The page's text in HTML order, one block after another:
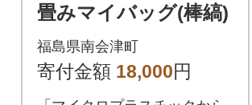
畳みマイバッグ(棒縞)
福島県南会津町
寄付金額 18,000円